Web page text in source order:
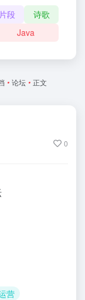
段
诗歌
Java
• 论坛 • 正文
0
营